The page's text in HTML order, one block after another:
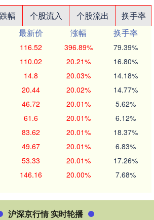
幅 个股流入 个股流出
换手率
最新价 涨幅
换手率
116.52 396.89% 79.39%
110.02 20.21% 16.80%
14.8 20.03% 14.18%
20.44 20.02% 14.77%
46.72 20.01% 5.62%
61.6 20.01% 6.12%
83.62 20.01% 18.37%
49.67 20.01% 6.83%
53.33 20.01% 17.26%
146.16 20.00% 7.68%
沪深京行情 实时轮播